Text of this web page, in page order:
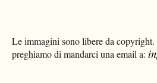
Le immagini sono libere da
preghiamo di mandarci una email a: